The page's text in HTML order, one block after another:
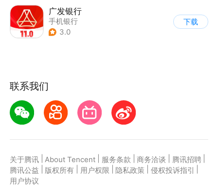
广发银行
手机银行
3.0
下载
联系我们
关于腾讯 About Tencent 服务条款 商务洽谈 腾讯招聘
腾讯公益
版权所有 用户权限 隐私政策 侵权投诉指引
用户协议